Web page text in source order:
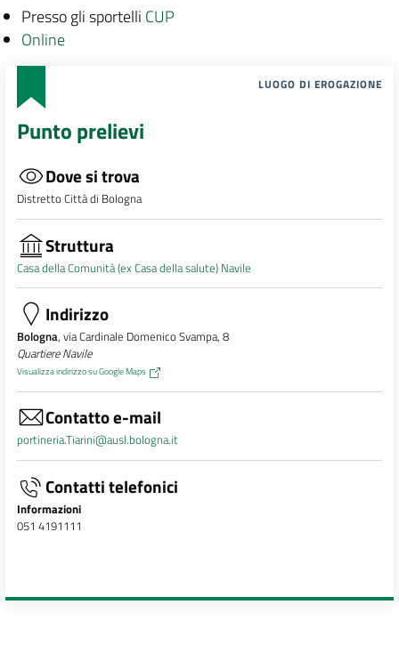
Presso gli sportelli CUP
Online
LUOGO DI EROGAZIONE
Punto prelievi
Dove si trova
Distretto Città di Bologna
Struttura
Casa della Comunità (ex Casa della salute) Navile
Indirizzo
Bologna, via Cardinale Domenico Svampa, 8
Quartiere Navile
Visualizza indirizzo su Google Maps
Contatto e-mail
portineria.Tiarini@ausl.bologna.it
Contatti telefonici
Informazioni
051 4191111